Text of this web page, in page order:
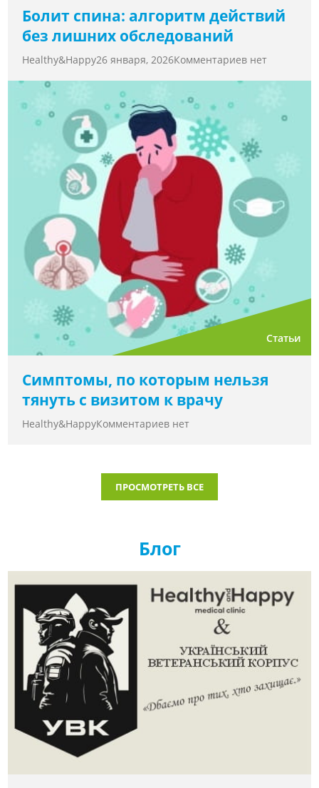
Болит спина: алгоритм действий
без лишних обследований
Healthy&Happy26 января, 2026Комментариев нет
Статьи
Симптомы, по которым нельзя
тянуть с визитом к врачу
Healthy&HappyКомментариев нет
ПРОСМОТРЕТЬ ВСЕ
Блог